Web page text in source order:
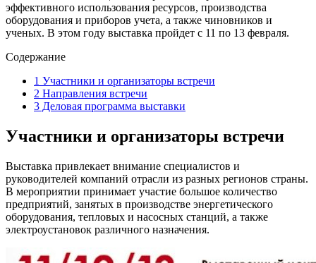
эффективного использования ресурсов, производства
оборудования и приборов учета, а также чиновников и
ученых. В этом году выставка пройдет с 11 по 13 февраля.
Содержание
1 Участники и организаторы встречи
2 Направления встречи
3 Деловая программа выставки
Участники и организаторы встречи
Выставка привлекает внимание специалистов и
руководителей компаний отрасли из разных регионов страны.
В мероприятии принимает участие большое количество
предприятий, занятых в производстве энергетического
оборудования, тепловых и насосных станций, а также
электроустановок различного назначения.